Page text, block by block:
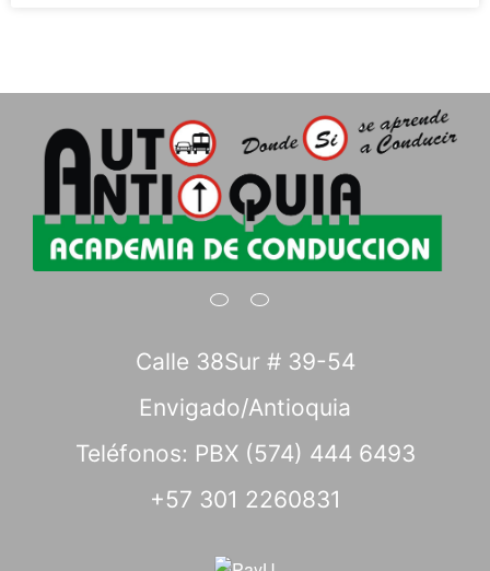
Calle 38Sur # 39-54
Envigado/Antioquia
Teléfonos: PBX (574) 444 6493
+57 301 2260831